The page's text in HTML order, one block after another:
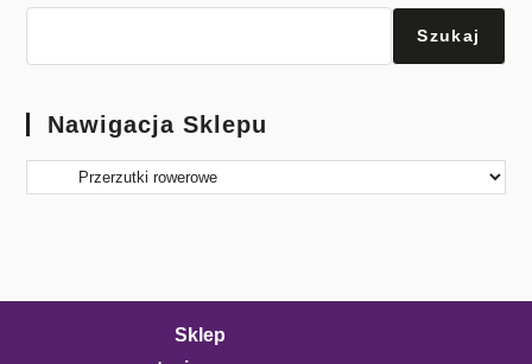
Szukaj
Nawigacja Sklepu
Sklep